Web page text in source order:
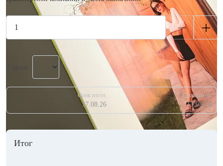
Срок изгот.
17.08.26
Срок изгот.
13.08.26
Итог